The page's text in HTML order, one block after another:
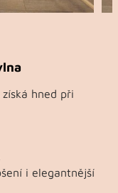
hned při
i elegantnější